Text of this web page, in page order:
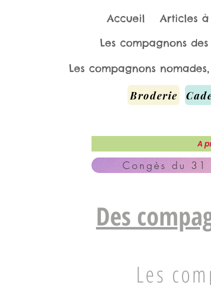
Accueil Articles
Les compagnons
Les compagnons
Broderie
A
Congès du
Des
Les